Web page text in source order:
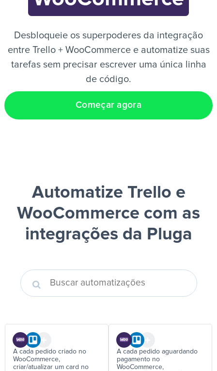
Desbloqueie os superpoderes da integração
entre Trello + WooCommerce e automatize suas
tarefas sem precisar escrever uma única linha
de código.
Começar agora
Automatize Trello e
WooCommerce com as
integrações da Pluga
A cada pedido criado no
WooCommerce,
criar/atualizar um card no
A cada pedido aguardando
pagamento no
WooCommerce,